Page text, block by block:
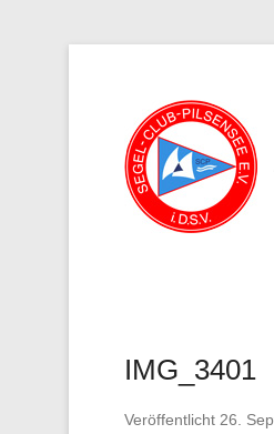
IMG_3401
Veröffentlicht 26.